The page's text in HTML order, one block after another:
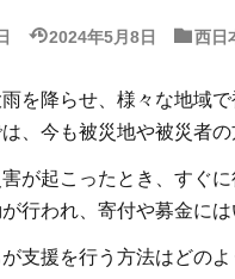
2024年5月8日 西日
を降らせ、様々な地域
、今も被災地や被災者
が起こったとき、すぐ
行われ、寄付や募金に
支援を行う方法はどの